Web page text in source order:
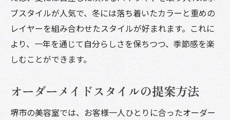
ブスタイルが人気で、冬には落ち着いたカラーと重めの
レイヤーを組み合わせたスタイルが好まれます。これに
より、一年を通じて自分らしさを保ちつつ、季節感を楽
しむことができます。
オーダーメイドスタイルの提案方法
堺市の美容室では、お客様一人ひとりに合ったオーダー